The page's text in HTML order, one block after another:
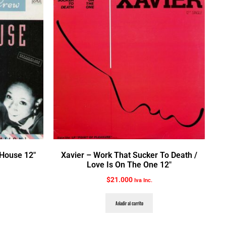
12″
Xavier ‎– Work That Sucker To Death /
Love Is On The One 12″
$21.000 Iva Inc.
Añadir al carrito